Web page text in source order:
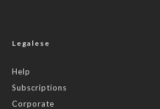
Legalese
Help
Subscriptions
Corporate